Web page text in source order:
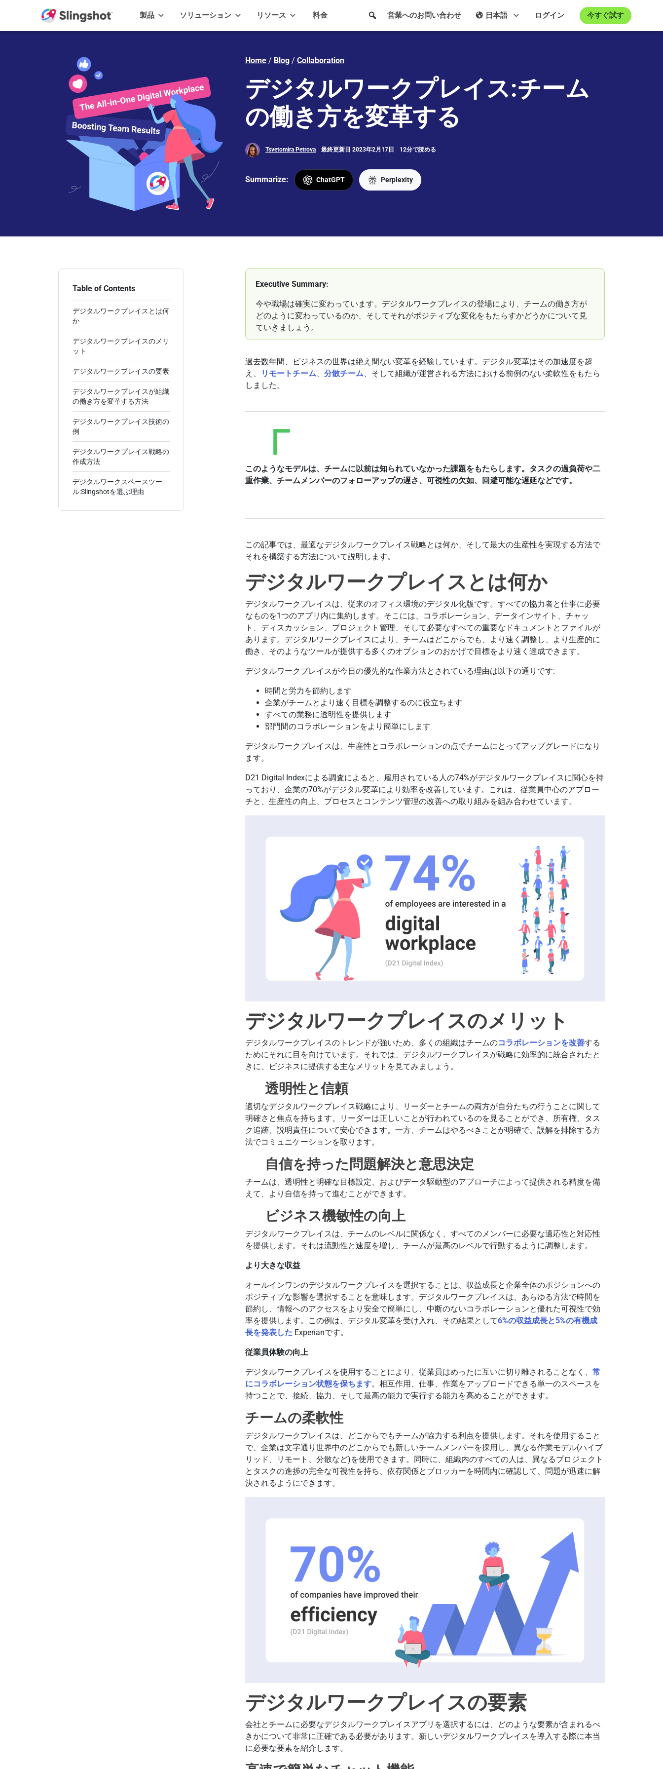
製品 ソリューション リソース 料金 今すぐ試す
ログイン
日本語
営業へのお問い合わせ
Home / Blog / Collaboration
デジタルワークプレイス:チーム
の働き方を変革する
Tsvetomira Petrova 最終更新日 2023年2月17日 12分で読める
Summarize: ChatGPT Perplexity
Table of Contents
デジタルワークプレイスとは何
か
デジタルワークプレイスのメリ
ット
デジタルワークプレイスの要素
デジタルワークプレイスが組織
の働き方を変革する方法
デジタルワークプレイス技術の
例
デジタルワークプレイス戦略の
作成方法
デジタルワークスペースツー
ル:Slingshotを選ぶ理由
Executive Summary:
今や職場は確実に変わっています。デジタルワークプレイスの登場により、チームの働き方が
どのように変わっているのか、そしてそれがポジティブな変化をもたらすかどうかについて見
ていきましょう。
過去数年間、ビジネスの世界は絶え間ない変革を経験しています。デジタル変革はその加速度を超
え、
リモートチーム、分散チーム、そして組織が運営される方法における前例のない柔軟性をもたら
しました。
このようなモデルは、チームに以前は知られていなかった課題をもたらします。タスクの過負荷や二
重作業、チームメンバーのフォローアップの遅さ、可視性の欠如、回避可能な遅延などです。
この記事では、最適なデジタルワークプレイス戦略とは何か、そして最大の生産性を実現する方法で
それを構築する方法について説明します。
デジタルワークプレイスとは何か
デジタルワークプレイスは、従来のオフィス環境のデジタル化版です。すべての協力者と仕事に必要
なものを1つのアプリ内に集約します。そこには、コラボレーション、データインサイト、チャッ
ト、ディスカッション、プロジェクト管理、そして必要なすべての重要なドキュメントとファイルが
あります。デジタルワークプレイスにより、チームはどこからでも、より速く調整し、より生産的に
働き、そのようなツールが提供する多くのオプションのおかげで目標をより速く達成できます。
デジタルワークプレイスが今日の優先的な作業方法とされている理由は以下の通りです:
時間と労力を節約します
企業がチームとより速く目標を調整するのに役立ちます
すべての業務に透明性を提供します
部門間のコラボレーションをより簡単にします
デジタルワークプレイスは、生産性とコラボレーションの点でチームにとってアップグレードになり
ます。
D21 Digital Indexによる調査によると、雇用されている人の74%がデジタルワークプレイスに関心を持
っており、企業の70%がデジタル変革により効率を改善しています。これは、従業員中心のアプロー
チと、生産性の向上、プロセスとコンテンツ管理の改善への取り組みを組み合わせています。
デジタルワークプレイスのメリット
デジタルワークプレイスのトレンドが強いため、多くの組織はチームのコラボレーションを改善する
ためにそれに目を向けています。それでは、デジタルワークプレイスが戦略に効率的に統合されたと
きに、ビジネスに提供する主なメリットを見てみましょう。
透明性と信頼
適切なデジタルワークプレイス戦略により、リーダーとチームの両方が自分たちの行うことに関して
明確さと焦点を持ちます。リーダーは正しいことが行われているのを見ることができ、所有権、タス
ク追跡、説明責任について安心できます。一方、チームはやるべきことが明確で、誤解を排除する方
法でコミュニケーションを取ります。
自信を持った問題解決と意思決定
チームは、透明性と明確な目標設定、およびデータ駆動型のアプローチによって提供される精度を備
えて、より自信を持って進むことができます。
ビジネス機敏性の向上
デジタルワークプレイスは、チームのレベルに関係なく、すべてのメンバーに必要な適応性と対応性
を提供します。それは流動性と速度を増し、チームが最高のレベルで行動するように調整します。
より大きな収益
オールインワンのデジタルワークプレイスを選択することは、収益成長と企業全体のポジションへの
ポジティブな影響を選択することを意味します。デジタルワークプレイスは、あらゆる方法で時間を
節約し、情報へのアクセスをより安全で簡単にし、中断のないコラボレーションと優れた可視性で効
率を提供します。この例は、デジタル変革を受け入れ、その結果として6%の収益成長と5%の有機成
長を発表した Experianです。
従業員体験の向上
デジタルワークプレイスを使用することにより、従業員はめったに互いに切り離されることなく、常
にコラボレーション状態を保ちます。相互作用、仕事、作業をアップロードできる単一のスペースを
持つことで、接続、協力、そして最高の能力で実行する能力を高めることができます。
チームの柔軟性
デジタルワークプレイスは、どこからでもチームが協力する利点を提供します。それを使用すること
で、企業は文字通り世界中のどこからでも新しいチームメンバーを採用し、異なる作業モデル(ハイブ
リッド、リモート、分散など)を使用できます。同時に、組織内のすべての人は、異なるプロジェクト
とタスクの進捗の完全な可視性を持ち、依存関係とブロッカーを時間内に確認して、問題が迅速に解
決されるようにできます。
デジタルワークプレイスの要素
会社とチームに必要なデジタルワークプレイスアプリを選択するには、どのような要素が含まれるべ
きかについて非常に正確である必要があります。新しいデジタルワークプレイスを導入する際に本当
に必要な要素を紹介します。